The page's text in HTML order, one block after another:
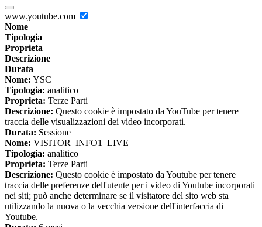
www.youtube.com
Nome
Tipologia
Proprieta
Descrizione
Durata
Nome: YSC
Tipologia: analitico
Proprieta: Terze Parti
Descrizione: Questo cookie è impostato da YouTube per tenere
traccia delle visualizzazioni dei video incorporati.
Durata: Sessione
Nome: VISITOR_INFO1_LIVE
Tipologia: analitico
Proprieta: Terze Parti
Descrizione: Questo cookie è impostato da Youtube per tenere
traccia delle preferenze dell'utente per i video di Youtube incorporati
nei siti; può anche determinare se il visitatore del sito web sta
utilizzando la nuova o la vecchia versione dell'interfaccia di
Youtube.